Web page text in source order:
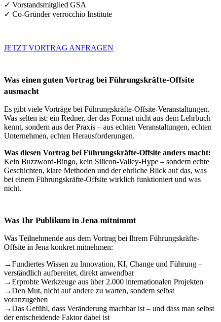
✓ Vorstandsmitglied GSA
✓ Co-Gründer verrocchio Institute
JETZT VORTRAG ANFRAGEN
Was einen guten Vortrag bei Führungskräfte-Offsite
ausmacht
Es gibt viele Vorträge bei Führungskräfte-Offsite-Veranstaltungen.
Was selten ist: ein Redner, der das Format nicht aus dem Lehrbuch
kennt, sondern aus der Praxis – aus echten Veranstaltungen, echten
Unternehmen, echten Herausforderungen.
Was diesen Vortrag bei Führungskräfte-Offsite anders macht:
Kein Buzzword-Bingo, kein Silicon-Valley-Hype – sondern echte
Geschichten, klare Methoden und der ehrliche Blick auf das, was
bei einem Führungskräfte-Offsite wirklich funktioniert und was
nicht.
Was Ihr Publikum in Jena mitnimmt
Was Teilnehmende aus dem Vortrag bei Ihrem Führungskräfte-
Offsite in Jena konkret mitnehmen:
→Fundiertes Wissen zu Innovation, KI, Change und Führung –
verständlich aufbereitet, direkt anwendbar
→Erprobte Werkzeuge aus über 2.000 internationalen Projekten
→Den Mut, nicht auf andere zu warten, sondern selbst
voranzugehen
→Das Gefühl, dass Veränderung machbar ist – und dass man selbst
der entscheidende Faktor dabei ist